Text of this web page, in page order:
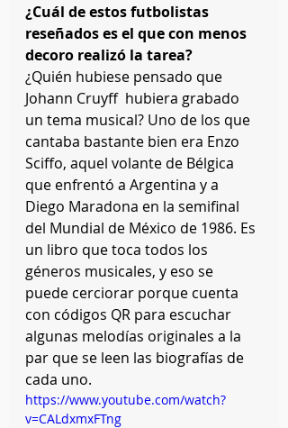
¿Cuál de estos futbolistas
reseñados es el que con menos
decoro realizó la tarea?
¿Quién hubiese pensado que
Johann Cruyff  hubiera grabado
un tema musical? Uno de los que
cantaba bastante bien era Enzo
Sciffo, aquel volante de Bélgica
que enfrentó a Argentina y a
Diego Maradona en la semifinal
del Mundial de México de 1986. Es
un libro que toca todos los
géneros musicales, y eso se
puede cerciorar porque cuenta
con códigos QR para escuchar
algunas melodías originales a la
par que se leen las biografías de
cada uno.
https://www.youtube.com/watch?
v=CALdxmxFTng